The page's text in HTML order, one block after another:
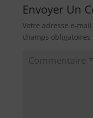
Envoyer Un
Votre adresse e-
champs